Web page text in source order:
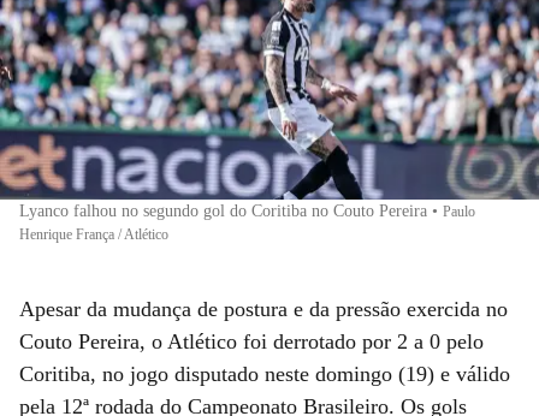
Lyanco falhou no segundo gol do Coritiba no Couto Pereira • Paulo
Henrique França / Atlético
Apesar da mudança de postura e da pressão exercida no
Couto Pereira, o Atlético foi derrotado por 2 a 0 pelo
Coritiba, no jogo disputado neste domingo (19) e válido
pela 12ª rodada do Campeonato Brasileiro. Os gols